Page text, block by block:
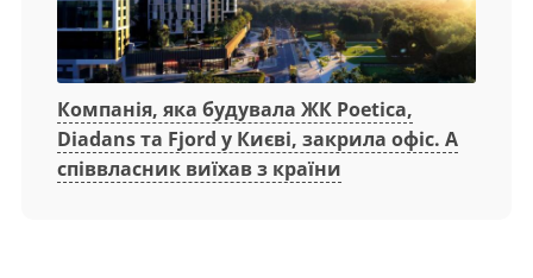
Компанія, яка будувала ЖК Poetica,
Diadans та Fjord у Києві, закрила офіс. А
співвласник виїхав з країни